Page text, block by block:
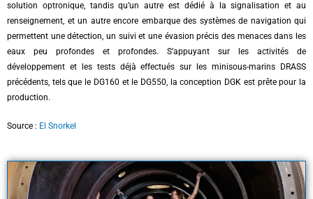
solution optronique, tandis qu’un autre est dédié à la signalisation et au
renseignement, et un autre encore embarque des systèmes de navigation qui
permettent une détection, un suivi et une évasion précis des menaces dans les
eaux peu profondes et profondes. S’appuyant sur les activités de
développement et les tests déjà effectués sur les minisous-marins DRASS
précédents, tels que le DG160 et le DG550, la conception DGK est prête pour la
production.
Source : El Snorkel